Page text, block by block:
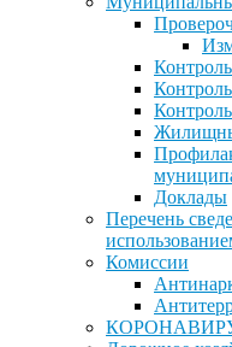
Доклады
Перечень
Комиссии